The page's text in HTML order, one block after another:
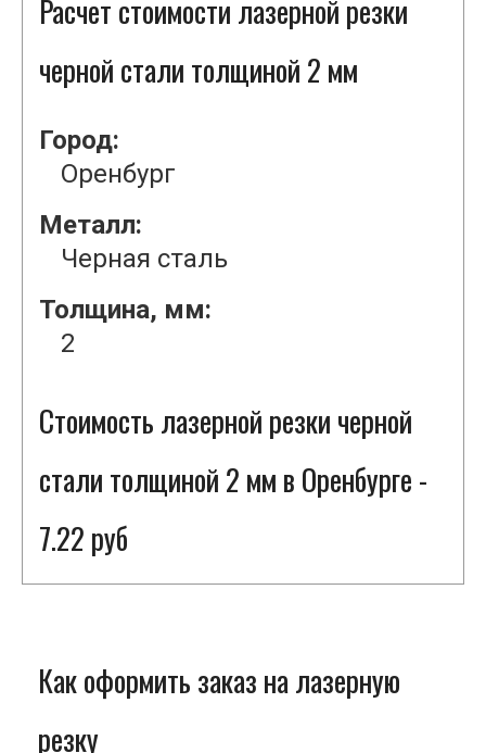
Расчет стоимости лазерной резки
черной стали толщиной 2 мм
Город:
Оренбург
Металл:
Черная сталь
Толщина, мм:
2
Стоимость лазерной резки черной
стали толщиной 2 мм в Оренбурге -
7.22 руб
Как оформить заказ на лазерную
резку